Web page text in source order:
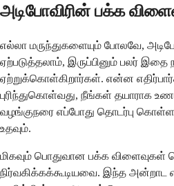
அடிபோவிரின் பக்க
எல்லா மருந்துகளையும் போலவே,
ஏற்படுத்தலாம், இருப்பினும் பலர் இதை
ஏற்றுக்கொள்கிறார்கள். என்ன
புரிந்துகொள்வது, நீங்கள் தயாராக
வழங்குநரை எப்போது தொடர்பு
உதவும்.
மிகவும் பொதுவான பக்க விளைவுகள்
நிர்வகிக்கக்கூடியவை. இந்த அன்றாட